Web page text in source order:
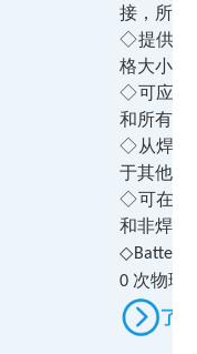
接，所有
◇提供一
格大小或
◇可应用
和所有类
◇从焊接
于其他尖
◇可在单
和非焊接
◇Battelle
0 次物理